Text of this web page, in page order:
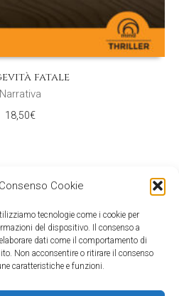
Cookie
tecnologie come i cookie per
del dispositivo. Il consenso a
dati come il comportamento di
Non acconsentire o ritirare il consenso
caratteristiche e funzioni.
fatale
Narrativa
18,50€